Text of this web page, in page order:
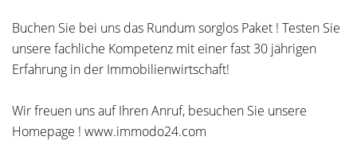
Buchen Sie bei uns das Rundum sorglos Paket ! Testen Sie
unsere fachliche Kompetenz mit einer fast 30 jährigen
Erfahrung in der Immobilienwirtschaft!
Wir freuen uns auf Ihren Anruf, besuchen Sie unsere
Homepage ! www.immodo24.com